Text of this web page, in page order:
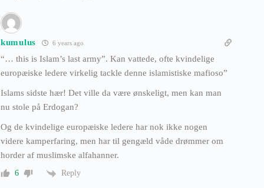
kumulus 6 years ago
“… this is Islam’s last army”. Kan vattede, ofte kvindelige
europæiske ledere virkelig tackle denne islamistiske mafioso”
Islams sidste hær! Det ville da være ønskeligt, men kan man
nu stole på Erdogan?
Og de kvindelige europæiske ledere har nok ikke nogen
videre kamperfaring, men har til gengæld våde drømmer om
horder af muslimske alfahanner.
6 Reply